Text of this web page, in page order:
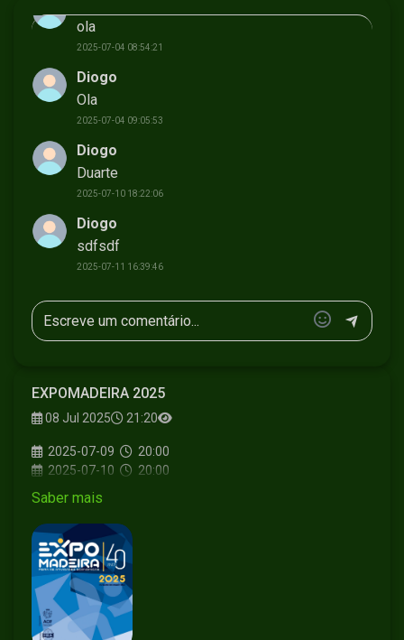
ola
2025-07-04 08:54:21
Diogo
Ola
2025-07-04 09:05:53
Diogo
Duarte
2025-07-10 18:22:06
Diogo
sdfsdf
2025-07-11 16:39:46
EXPOMADEIRA 2025
08 Jul 2025 21:20
2025-07-09
20:00
2025-07-10
20:00
Saber mais